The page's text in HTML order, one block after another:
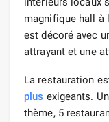
magnifique hall à
est décoré avec
attrayant et une
La restauration
plus exigeants.
thème, 5